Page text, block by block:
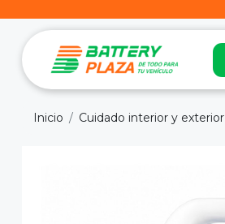
Inicio Cuidado interior y exterior